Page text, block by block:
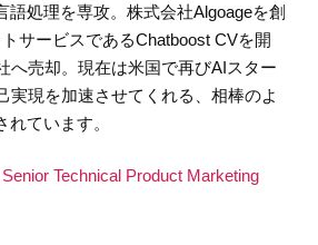
語処理を専攻。株式会社Algoageを創
サービスであるChatboost CVを開
へ売却。現在は米国で再びAIスター
実現を加速させてくれる、相棒のよ
れています。
Technical Product Marketing